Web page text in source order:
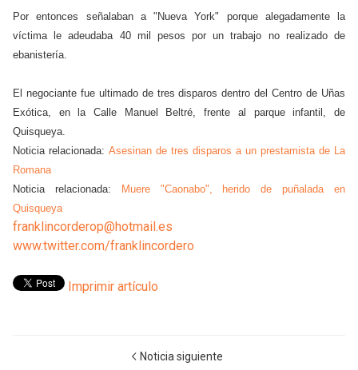
Por entonces señalaban a "Nueva York" porque alegadamente la
víctima le adeudaba 40 mil pesos por un trabajo no realizado de
ebanistería.
El negociante fue ultimado de tres disparos dentro del Centro de Uñas
Exótica, en la Calle Manuel Beltré, frente al parque infantil, de
Quisqueya.
Noticia relacionada: Asesinan de tres disparos a un prestamista de La
Romana
Noticia relacionada:
Muere "Caonabo", herido de puñalada en
Quisqueya
franklincorderop@hotmail.es
www.twitter.com/franklincordero
Imprimir artículo
Noticia siguiente